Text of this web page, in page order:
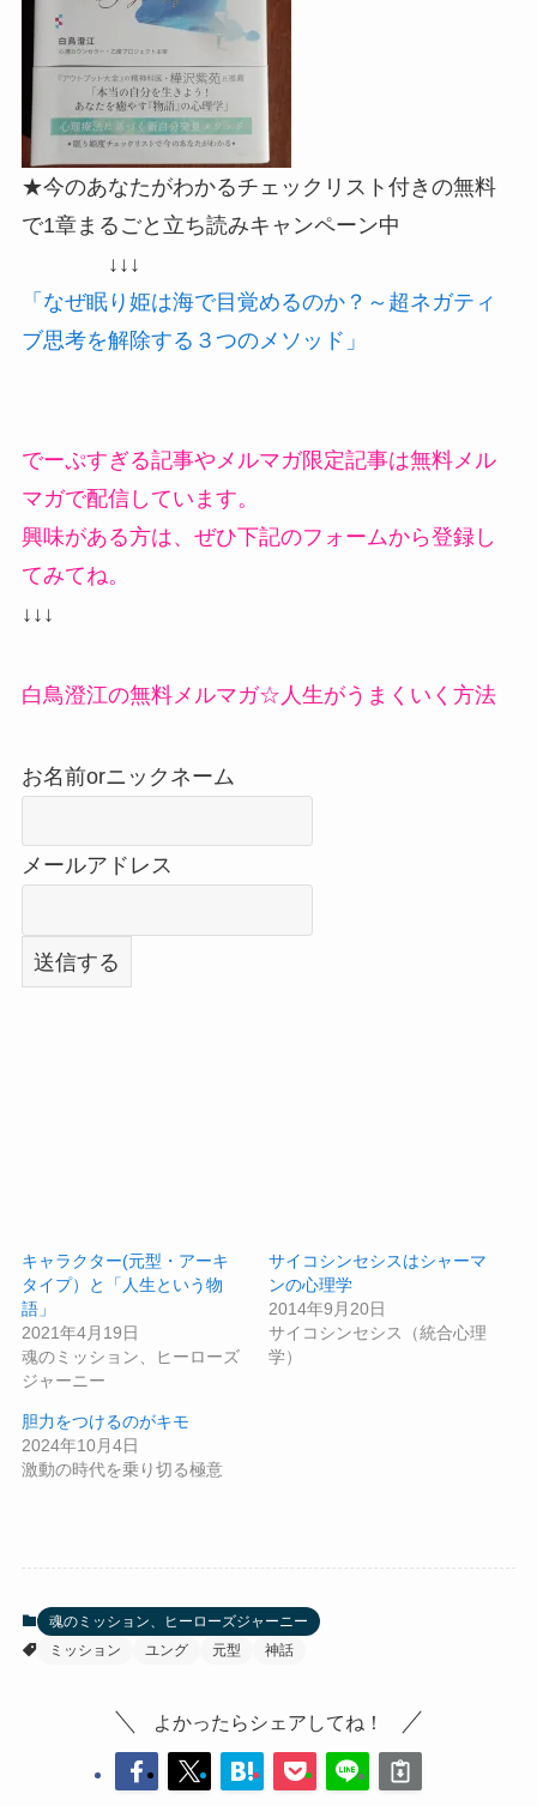
★今のあなたがわかるチェックリスト付きの無料
で1章まるごと立ち読みキャンペーン中
↓↓↓
「なぜ眠り姫は海で目覚めるのか？～超ネガティ
ブ思考を解除する３つのメソッド」
でーぷすぎる記事やメルマガ限定記事は無料メル
マガで配信しています。
興味がある方は、ぜひ下記のフォームから登録し
てみてね。
↓↓↓
白鳥澄江の無料メルマガ☆人生がうまくいく方法
お名前orニックネーム
メールアドレス
キャラクター(元型・アーキ
タイプ）と「人生という物
語」
2021年4月19日
魂のミッション、ヒーローズ
ジャーニー
サイコシンセシスはシャーマ
ンの心理学
2014年9月20日
サイコシンセシス（統合心理
学）
胆力をつけるのがキモ
2024年10月4日
激動の時代を乗り切る極意
魂のミッション、ヒーローズジャーニー
ミッション
ユング 元型 神話
よかったらシェアしてね！